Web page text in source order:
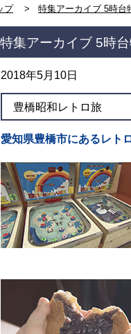
プ 特集アーカイブ 5時台
特集アーカイブ 5時
2018年5月10日
豊橋昭和レトロ旅
愛知県豊橋市にあるレト